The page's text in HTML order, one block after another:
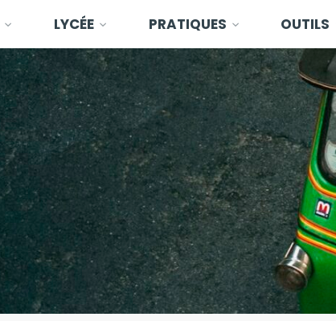
LYCÉE PRATIQUES OUTILS